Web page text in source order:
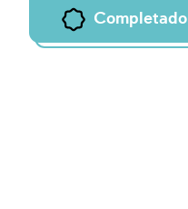
Completado